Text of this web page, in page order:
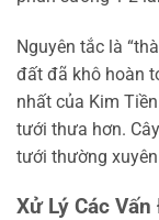
Nguyên tắc là
đất đã khô hoàn
nhất của Kim
tưới thưa hơn.
tưới thường
Xử Lý Các